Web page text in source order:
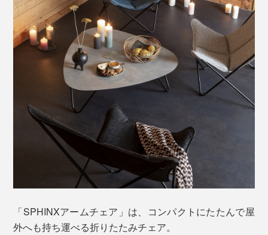
座面左右の角には、膝を掛けたり、足を乗せたり……ひ
れ。
うる機能性を兼ね備えています。
野外耐久性に優れたSunbrella®生地は、紫外線や雨、海
水、潮風などの自然環境にも強く、色あせやカビが発生
しにくいのが特徴です。
「SPHINXアームチェア」は、コンパクトにたたんで屋
外へも持ち運べる折りたたみチェア。